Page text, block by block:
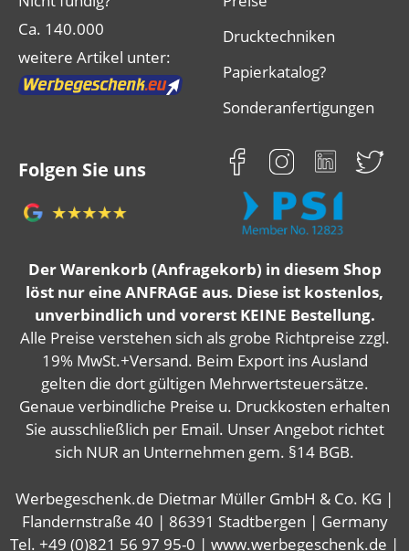
Ca. 140.000
weitere Artikel unter:
Drucktechniken
Papierkatalog?
Sonderanfertigungen
Folgen Sie uns
Der Warenkorb (Anfragekorb) in diesem Shop
löst nur eine ANFRAGE aus. Diese ist kostenlos,
unverbindlich und vorerst KEINE Bestellung.
Alle Preise verstehen sich als grobe Richtpreise zzgl.
19% MwSt.+Versand. Beim Export ins Ausland
gelten die dort gültigen Mehrwertsteuersätze.
Genaue verbindliche Preise u. Druckkosten erhalten
Sie ausschließlich per Email. Unser Angebot richtet
sich NUR an Unternehmen gem. §14 BGB.
Werbegeschenk.de Dietmar Müller GmbH & Co. KG |
Flandernstraße 40 | 86391 Stadtbergen | Germany
Tel. +49 (0)821 56 97 95-0 | www.werbegeschenk.de |